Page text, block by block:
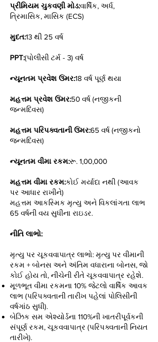
પ્રીમિયમ ચુકવણી મોડ:વાર્ષિક, અર્ધ,
ત્રિમાસિક, માસિક (ECS)
મુદત:13 થી 25 વર્ષ
PPT:(પોલીસી ટર્મ - 3) વર્ષ
ન્યૂનતમ પ્રવેશ ઉંમર:18 વર્ષ પૂર્ણ થયા
મહત્તમ પ્રવેશ ઉંમર:50 વર્ષ (નજીકની
જન્મદિવસ)
મહત્તમ પરિપક્વતાની ઉંમર:65 વર્ષ (નજીકનો
જન્મદિવસ)
ન્યૂનતમ વીમા રકમ:રૂ. 1,00,000
મહત્તમ વીમા રકમ:કોઈ મર્યાદા નથી (આવક
પર આધાર રાખીને)
મહત્તમ આકસ્મિક મૃત્યુ અને વિકલાંગતા લાભ
65 વર્ષની વય સુધીના રાઇડર.
નીતિ લાભો:
મૃત્યુ પર ચૂકવવાપાત્ર લાભો: મૃત્યુ પર વીમાની
રકમ + બોનસ અને અંતિમ વધારાના બોનસ, જો
કોઈ હોય તો, નીચેની રીતે ચૂકવવાપાત્ર રહેશે.
મૂળભૂત વીમા રકમના 10% જેટલો વાર્ષિક આવક
લાભ (પરિપક્વતાની તારીખ પહેલાં પોલિસીની
વર્ષગાંઠ સુધી).
બેઝિક સમ એશ્યોર્ડના 110%ની ખાતરીપૂર્વકની
સંપૂર્ણ રકમ, ચૂકવવાપાત્ર (પરિપક્વતાની નિયત
તારીખે).